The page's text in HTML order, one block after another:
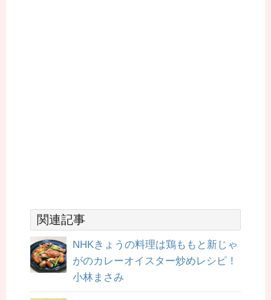
関連記事
NHKきょうの料理は鶏ももと新じゃ
がのカレーオイスター炒めレシピ！
小林まさみ